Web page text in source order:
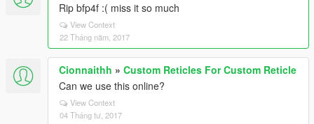
Rip bfp4f :( miss it so much
View Context
22 Tháng năm, 2017
Cionnaithh » Custom Reticles For Custom Reticle
Can we use this online?
View Context
04 Tháng tư, 2017